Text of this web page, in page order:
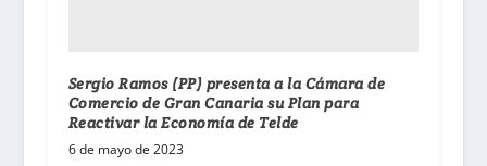
Sergio Ramos (PP) presenta a la Cámara de
Comercio de Gran Canaria su Plan para
Reactivar la Economía de Telde
6 de mayo de 2023